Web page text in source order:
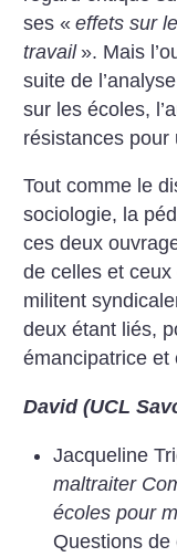
ses « effets sur
travail ». Mais
suite de
sur les écoles,
résistances pour
Tout comme le
sociologie, la
ces deux
de celles et
militent
deux étant liés,
émancipatrice et
David (UCL
Jacqueline
maltraiter
écoles pour
Questions